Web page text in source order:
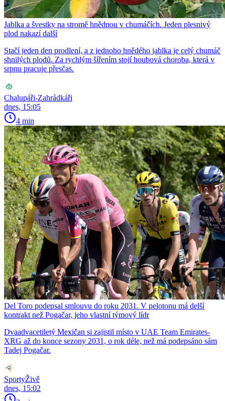
Jablka a švestky na stromě hnědnou v chumáčích. Jeden plesnivý
plod nakazí další
Stačí jeden den prodlení, a z jednoho hnědého jablka je celý chumáč
shnilých plodů. Za rychlým šířením stojí houbová choroba, která v
srpnu pracuje přesčas.
Chalupáři-Zahrádkáři
dnes, 15:05
4 min
Del Toro podepsal smlouvu do roku 2031. V pelotonu má delší
kontrakt než Pogačar, jeho vlastní týmový lídr
Dvaadvacetiletý Mexičan si zajistil místo v UAE Team Emirates-
XRG až do konce sezony 2031, o rok déle, než má podepsáno sám
Tadej Pogačar.
SportyŽivě
dnes, 15:02